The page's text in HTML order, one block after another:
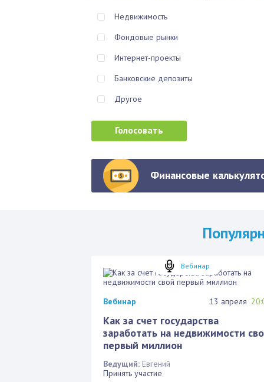
Недвижимость
Фондовые рынки
Интернет-проекты
Банковские депозиты
Другое
Финансовые
Вебинар
Вебинар 13 апреля
Как за счет государства
заработать на недвижимости
первый миллион
Ведущий: Евгений
Принять участие